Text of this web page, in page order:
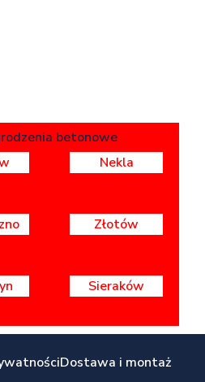
betonowe
Nekla
Złotów
Sieraków
Dostawa i montaż